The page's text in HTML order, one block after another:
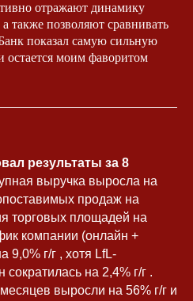
отражают динамику
также позволяют сравнивать
показал самую сильную
остается моим фаворитом
результаты за 8
выручка выросла на
продаж на
торговых площадей на
компании (онлайн +
9,0% г/г , хотя LfL-
на 2,4% г/г .
выросли на 56% г/г и